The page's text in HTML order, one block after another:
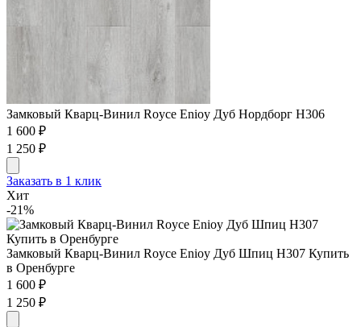
Замковый Кварц-Винил Royce Enioy Дуб Нордборг H306
1 600 ₽
1 250 ₽
Заказать в 1 клик
Хит
-21%
Замковый Кварц-Винил Royce Enioy Дуб Шпиц H307 Купить
в Оренбурге
1 600 ₽
1 250 ₽